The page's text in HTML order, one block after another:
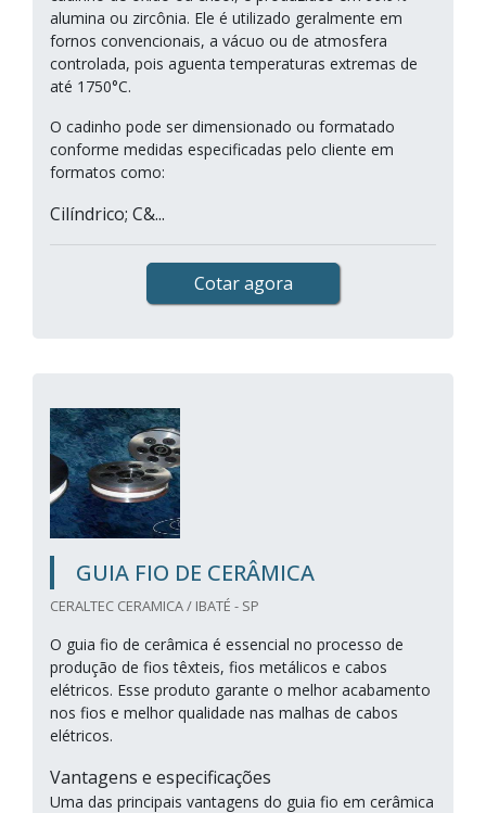
alumina ou zircônia. Ele é utilizado geralmente em
fornos convencionais, a vácuo ou de atmosfera
controlada, pois aguenta temperaturas extremas de
até 1750°C.
O cadinho pode ser dimensionado ou formatado
conforme medidas especificadas pelo cliente em
formatos como:
Cilíndrico; C&...
Cotar agora
GUIA FIO DE CERÂMICA
CERALTEC CERAMICA / IBATÉ - SP
O guia fio de cerâmica é essencial no processo de
produção de fios têxteis, fios metálicos e cabos
elétricos. Esse produto garante o melhor acabamento
nos fios e melhor qualidade nas malhas de cabos
elétricos.
Vantagens e especificações
Uma das principais vantagens do guia fio em cerâmica